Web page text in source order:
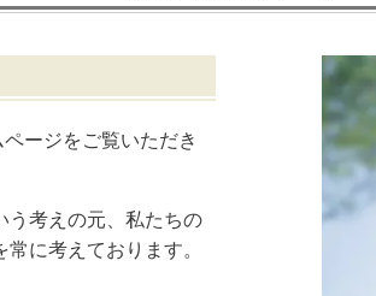
ージをご覧いただき
う考えの元、私たちの
に考えております。